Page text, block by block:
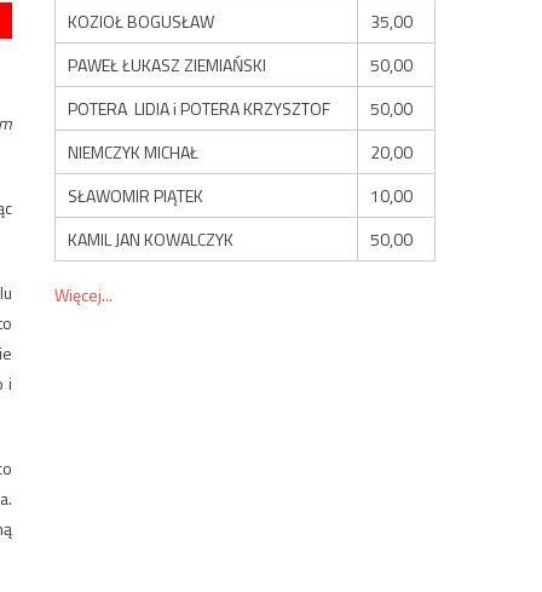
i
KOZIOŁ BOGUSŁAW
35,00
PAWEŁ ŁUKASZ ZIEMIAŃSKI
50,00
POTERA LIDIA i POTERA KRZYSZTOF
50,00
NIEMCZYK MICHAŁ
20,00
SŁAWOMIR PIĄTEK
10,00
KAMIL JAN KOWALCZYK
50,00
Więcej...